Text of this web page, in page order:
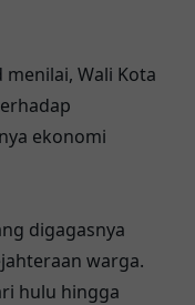
Wali Kota
ekonomi
digagasnya
warga.
hulu hingga